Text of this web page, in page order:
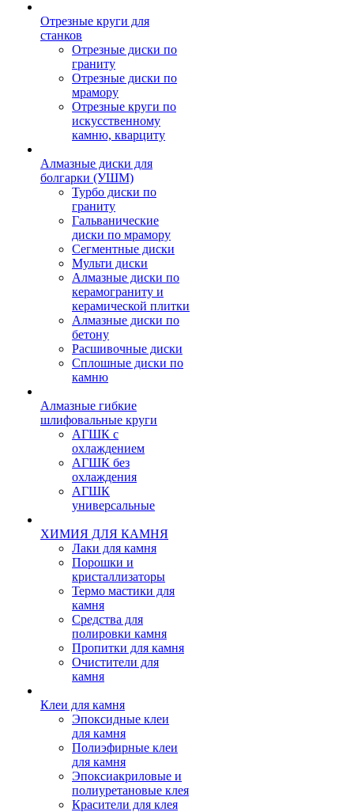
Отрезные круги для
станков
Отрезные диски по
граниту
Отрезные диски по
мрамору
Отрезные круги по
искусственному
камню, кварциту
Алмазные диски для
болгарки (УШМ)
Турбо диски по
граниту
Гальванические
диски по мрамору
Сегментные диски
Мульти диски
Алмазные диски по
керамограниту и
керамической плитки
Алмазные диски по
бетону
Расшивочные диски
Сплошные диски по
камню
Алмазные гибкие
шлифовальные круги
АГШК с
охлаждением
АГШК без
охлаждения
АГШК
универсальные
ХИМИЯ ДЛЯ КАМНЯ
Лаки для камня
Порошки и
кристаллизаторы
Термо мастики для
камня
Средства для
полировки камня
Пропитки для камня
Очистители для
камня
Клеи для камня
Эпоксидные клеи
для камня
Полиэфирные клеи
для камня
Эпоксиакриловые и
полиуретановые клея
Красители для клея